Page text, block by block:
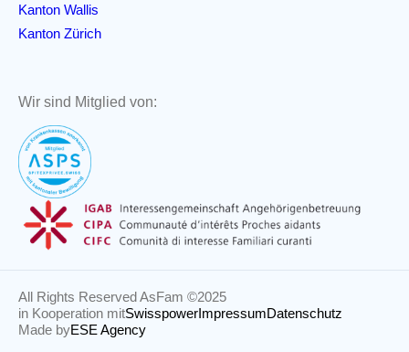
Kanton Wallis
Kanton Zürich
Wir sind Mitglied von:
All Rights Reserved AsFam ©2025
in Kooperation mitSwisspowerImpressumDatenschutz
Made byESE Agency